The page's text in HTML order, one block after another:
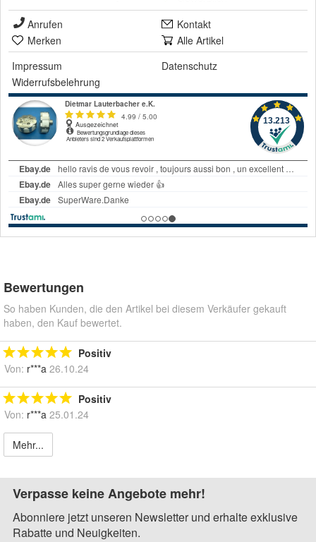
Anrufen
Kontakt
Merken
Alle Artikel
Impressum
Datenschutz
Widerrufsbelehrung
Bewertungen
So haben Kunden, die den Artikel bei diesem Verkäufer gekauft
haben, den Kauf bewertet.
Positiv
Von: r***a 26.10.24
Positiv
Von: r***a 25.01.24
Mehr...
Verpasse keine Angebote mehr!
Abonniere jetzt unseren Newsletter und erhalte exklusive
Rabatte und Neuigkeiten.